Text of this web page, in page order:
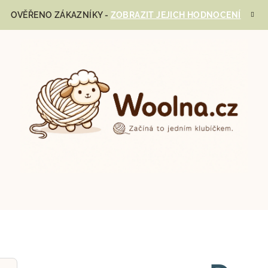
OVĚŘENO ZÁKAZNÍKY - ZOBRAZIT JEJICH HODNOCENÍ